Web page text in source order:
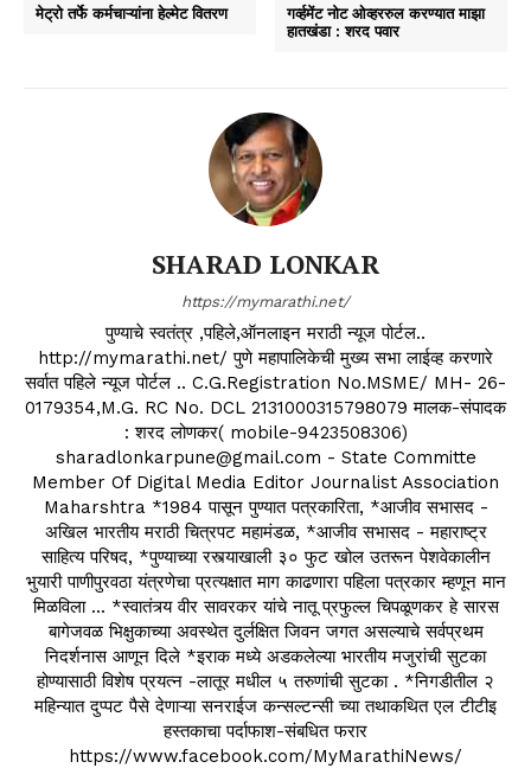
मेट्रो तर्फे कर्मचाऱ्यांना हेल्मेट वितरण
गर्व्हमेंट नोट ओव्हररुल करण्यात माझा
हातखंडा : शरद पवार
SHARAD LONKAR
https://mymarathi.net/
पुण्याचे स्वतंत्र ,पहिले,ऑनलाइन मराठी न्यूज पोर्टल..
http://mymarathi.net/ पुणे महापालिकेची मुख्य सभा लाईव्ह करणारे
सर्वात पहिले न्यूज पोर्टल .. C.G.Registration No.MSME/ MH- 26-
0179354,M.G. RC No. DCL 2131000315798079 मालक-संपादक
: शरद लोणकर( mobile-9423508306)
sharadlonkarpune@gmail.com - State Committe
Member Of Digital Media Editor Journalist Association
Maharshtra *1984 पासून पुण्यात पत्रकारिता, *आजीव सभासद -
अखिल भारतीय मराठी चित्रपट महामंडळ, *आजीव सभासद - महाराष्ट्र
साहित्य परिषद, *पुण्याच्या रस्त्याखाली ३० फुट खोल उतरून पेशवेकालीन
भुयारी पाणीपुरवठा यंत्रणेचा प्रत्यक्षात माग काढणारा पहिला पत्रकार म्हणून मान
मिळविला ... *स्वातंत्र्य वीर सावरकर यांचे नातू प्रफुल्ल चिपळूणकर हे सारस
बागेजवळ भिक्षुकाच्या अवस्थेत दुर्लक्षित जिवन जगत असल्याचे सर्वप्रथम
निदर्शनास आणून दिले *इराक मध्ये अडकलेल्या भारतीय मजुरांची सुटका
होण्यासाठी विशेष प्रयत्न -लातूर मधील ५ तरुणांची सुटका . *निगडीतील २
महिन्यात दुप्पट पैसे देणाऱ्या सनराईज कन्सल्टन्सी च्या तथाकथित एल टीटीइ
हस्तकाचा पर्दाफाश-संबधित फरार
https://www.facebook.com/MyMarathiNews/